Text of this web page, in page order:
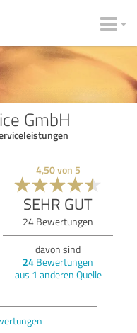
GmbH
4,50von 5
SEHR GUT
24 Bewertungen
davon sind
24 Bewertungen
aus 1 anderen Quelle